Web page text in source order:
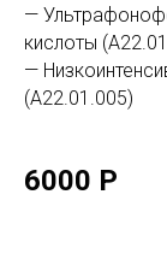
—
кислоты
—
(А22.01.005)
6000 Р